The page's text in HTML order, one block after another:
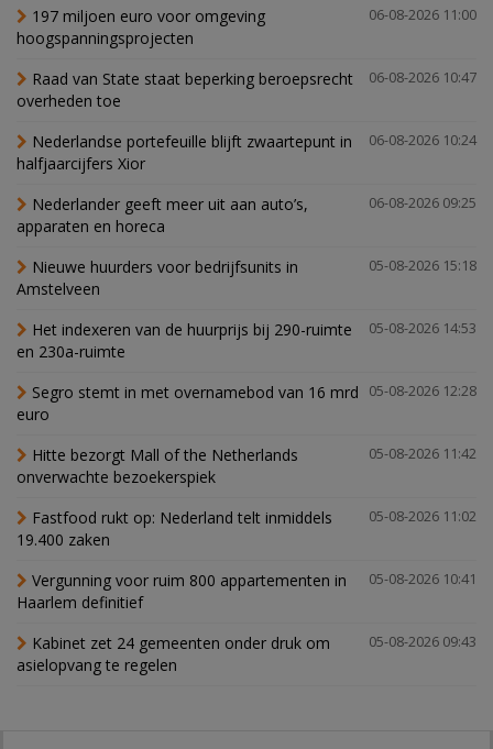
06-08-2026 11:00
197 miljoen euro voor omgeving
hoogspanningsprojecten
06-08-2026 10:47
Raad van State staat beperking beroepsrecht
overheden toe
06-08-2026 10:24
Nederlandse portefeuille blijft zwaartepunt in
halfjaarcijfers Xior
06-08-2026 09:25
Nederlander geeft meer uit aan auto’s,
apparaten en horeca
05-08-2026 15:18
Nieuwe huurders voor bedrijfsunits in
Amstelveen
05-08-2026 14:53
Het indexeren van de huurprijs bij 290-ruimte
en 230a-ruimte
05-08-2026 12:28
Segro stemt in met overnamebod van 16 mrd
euro
05-08-2026 11:42
Hitte bezorgt Mall of the Netherlands
onverwachte bezoekerspiek
05-08-2026 11:02
Fastfood rukt op: Nederland telt inmiddels
19.400 zaken
05-08-2026 10:41
Vergunning voor ruim 800 appartementen in
Haarlem definitief
05-08-2026 09:43
Kabinet zet 24 gemeenten onder druk om
asielopvang te regelen